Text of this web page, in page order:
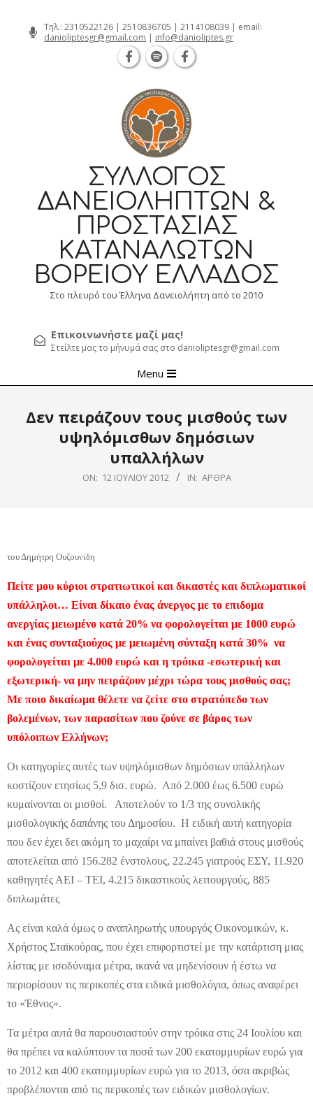
Τηλ.: 2310522126 | 2510836705 | 2114108039 | email:
danioliptesgr@gmail.com | info@danioliptes.gr
ΣΎΛΛΟΓΟΣ
ΔΑΝΕΙΟΛΗΠΤΏΝ &
ΠΡΟΣΤΑΣΊΑΣ
ΚΑΤΑΝΑΛΩΤΏΝ
ΒΟΡΕΊΟΥ ΕΛΛΆΔΟΣ
Στο πλευρό του Έλληνα Δανειολήπτη από το 2010
Επικοινωνήστε μαζί μας!
Στείλτε μας το μήνυμά σας στο danioliptesgr@gmail.com
Navigation
Menu
Δεν πειράζουν τους μισθούς των
υψηλόμισθων δημόσιων
υπαλλήλων
ON: 12 ΙΟΥΛΊΟΥ 2012 IN: ΆΡΘΡΑ
του Δημήτρη Ουζουνίδη
Πείτε μου κύριοι στρατιωτικοί και δικαστές και διπλωματικοί
υπάλληλοι… Είναι δίκαιο ένας άνεργος με το επιδομα
ανεργίας μειωμένο κατά 20% να φορολογείται με 1000 ευρώ
και ένας συνταξιούχος με μειωμένη σύνταξη κατά 30% να
φορολογείται με 4.000 ευρώ και η τρόικα -εσωτερική και
εξωτερική- να μην πειράζουν μέχρι τώρα τους μισθούς σας;
Με ποιο δικαίωμα θέλετε να ζείτε στο στρατόπεδο των
βολεμένων, των παρασίτων που ζούνε σε βάρος των
υπόλοιπων Ελλήνων;
Οι κατηγορίες αυτές των υψηλόμισθων δημόσιων υπάλληλων
κοστίζουν ετησίως 5,9 δισ. ευρώ. Από 2.000 έως 6.500 ευρώ
κυμαίνονται οι μισθοί. Αποτελούν το 1/3 της συνολικής
μισθολογικής δαπάνης του Δημοσίου. Η ειδική αυτή κατηγορία
που δεν έχει δει ακόμη το μαχαίρι να μπαίνει βαθιά στους μισθούς
αποτελείται από 156.282 ένστολους, 22.245 γιατρούς ΕΣΥ, 11.920
καθηγητές ΑΕΙ – ΤΕΙ, 4.215 δικαστικούς λειτουργούς, 885
διπλωμάτες
Ας είναι καλά όμως ο αναπληρωτής υπουργός Οικονομικών, κ.
Χρήστος Σταϊκούρας, που έχει επιφορτιστεί με την κατάρτιση μιας
λίστας με ισοδύναμα μέτρα, ικανά να μηδενίσουν ή έστω να
περιορίσουν τις περικοπές στα ειδικά μισθολόγια, όπως αναφέρει
το «Έθνος».
Τα μέτρα αυτά θα παρουσιαστούν στην τρόικα στις 24 Ιουλίου και
θα πρέπει να καλύπτουν τα ποσά των 200 εκατομμυρίων ευρώ για
το 2012 και 400 εκατομμυρίων ευρώ για το 2013, όσα ακριβώς
προβλέπονται από τις περικοπές των ειδικών μισθολογίων.